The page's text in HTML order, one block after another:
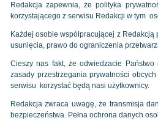
Redakcja zapewnia, że polityka
korzystającego z serwisu Redakcji w tym
Każdej osobie współpracującej z
usunięcia, prawo do ograniczenia
Cieszy nas fakt, że odwiedzacie
zasady przestrzegania prywatności
serwisu korzystać będą nasi użytkownicy.
Redakcja zwraca uwagę, że transmisja
bezpieczeństwa. Pełna ochrona danych